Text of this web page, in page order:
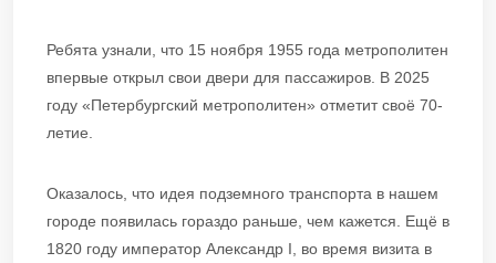
Ребята узнали, что 15 ноября 1955 года метрополитен
впервые открыл свои двери для пассажиров. В 2025
году «Петербургский метрополитен» отметит своё 70-
летие.
Оказалось, что идея подземного транспорта в нашем
городе появилась гораздо раньше, чем кажется. Ещё в
1820 году император Александр I, во время визита в